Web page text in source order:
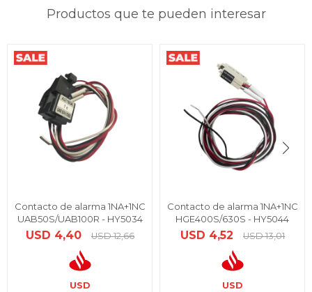
Productos que te pueden interesar
Contacto de alarma 1NA+1NC
UAB50S/UAB100R - HY5034
USD 4,40 USD 12,66
USD
Contacto de alarma 1NA+1NC
HGE400S/630S - HY5044
USD 4,52 USD 13,01
USD